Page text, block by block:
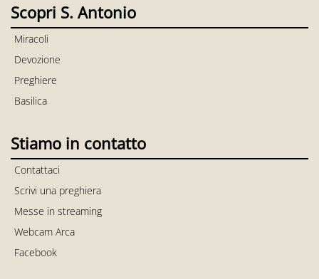
Scopri S. Antonio
Miracoli
Devozione
Preghiere
Basilica
Stiamo in contatto
Contattaci
Scrivi una preghiera
Messe in streaming
Webcam Arca
Facebook